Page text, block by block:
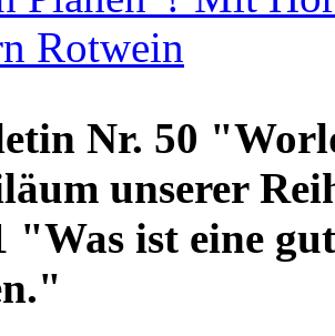
Rotwein
Nr. 50
unserer
"Was ist eine